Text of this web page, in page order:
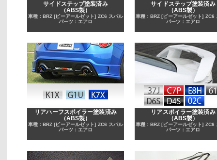
サイドステップ塗装済み
（ABS製）
車種：BRZ [ビーアールゼット] ZC6 スバル
パーツ：エアロ
サイドステップ塗装済み
（ABS製）
車種：BRZ [ビーアールゼット] ZC6
パーツ：エアロ
リアハーフスポイラー塗装済み
（ABS製）
車種：BRZ [ビーアールゼット] ZC6 スバル
パーツ：エアロ
リアスポイラー塗装済み
（ABS製）
車種：BRZ [ビーアールゼット] ZC6
パーツ：エアロ